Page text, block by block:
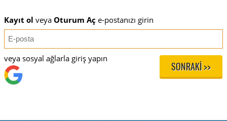
Kayıt ol veya Oturum Aç e-postanızı girin
SONRAKI >>
veya sosyal ağlarla giriş yapın